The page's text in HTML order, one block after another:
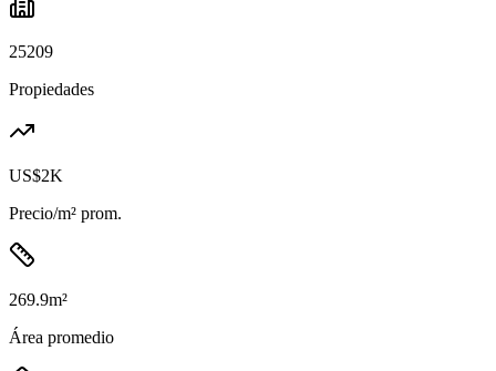
25209
Propiedades
US$2K
Precio/m² prom.
269.9m²
Área promedio